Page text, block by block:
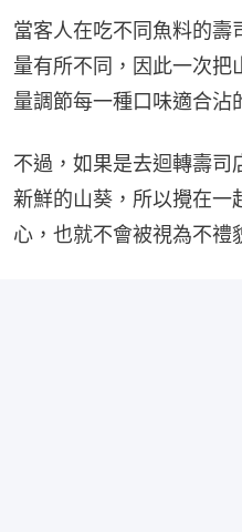
當客人在吃不同魚料的壽
量有所不同，因此一次把
量調節每一種口味適合沾
不過，如果是去迴轉壽司
新鮮的山葵，所以攪在一
心，也就不會被視為不禮